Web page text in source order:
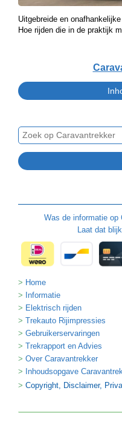
Uitgebreide en
Hoe rijden die in de praktijk
Was de informatie op
Laat dat
Home
Informatie
Elektrisch rijden
Trekauto Rijimpressies
Gebruikerservaringen
Trekrapport en Advies
Over Caravantrekker
Inhoudsopgave
Copyright, Disclaimer,